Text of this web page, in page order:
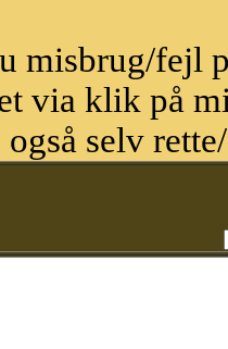
misbrug/fejl
via klik på
selv